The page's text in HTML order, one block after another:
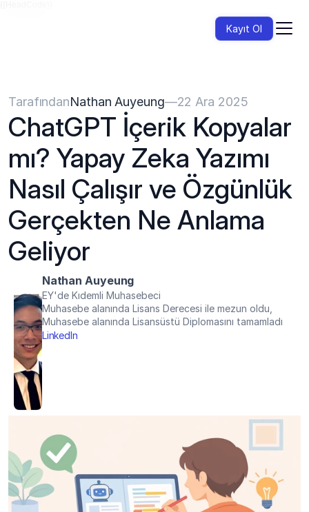
Kayıt Ol
TarafındanNathan Auyeung—22 Ara 2025
ChatGPT İçerik Kopyalar
mı? Yapay Zeka Yazımı
Nasıl Çalışır ve Özgünlük
Gerçekten Ne Anlama
Geliyor
Nathan Auyeung
EY'de Kıdemli Muhasebeci
Muhasebe alanında Lisans Derecesi ile mezun oldu,
Muhasebe alanında Lisansüstü Diplomasını tamamladı
LinkedIn